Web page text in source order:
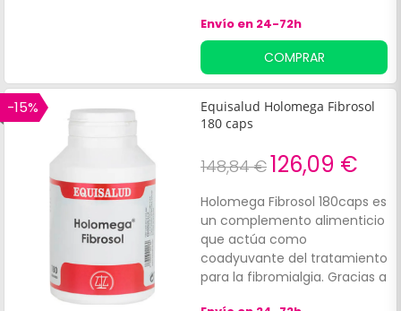
favorablemente la sensación
de dolor, te ayuda a
descansar mejor y modera
los síntomas de los procesos
de nervios y/o estrés.
*Envase de 50
complemento alimenticio no
es sustituto de ninguna dieta
sana y equilibrada.
Envío en 24-72h
COMPRAR
-15%
Equisalud Holomega Fibrosol
180 caps
148,84 €126,09 €
Holomega Fibrosol 180caps es
un complemento alimenticio
que actúa como
coadyuvante del tratamiento
para la fibromialgia. Gracias a